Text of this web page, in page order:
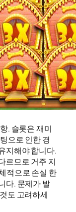
. 슬롯은 재미
으로 인한 경
지해야 합니다.
르므로 거주 지
적으로 손실 한
다. 문제가 발
도 고려하세